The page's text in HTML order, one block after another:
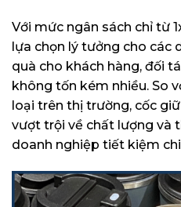
Với mức ngân sách chỉ từ
lựa chọn lý tưởng cho các
quà cho khách hàng, đối
không tốn kém nhiều. So
loại trên thị trường, cốc
vượt trội về chất lượng và
doanh nghiệp tiết kiệm